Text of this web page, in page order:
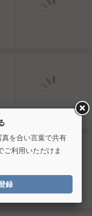
を合い言葉で共有
ご利用いただけま
録